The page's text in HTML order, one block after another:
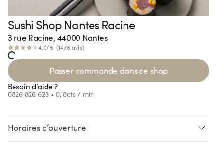
Sushi Shop Nantes Racine
3 rue Racine, 44000 Nantes
4.0/5 (1478avis)
Loading... Passer commande dans ce shop
Besoin d’aide ?
0826 826 628 • 0,18cts / min
Horaires d’ouverture